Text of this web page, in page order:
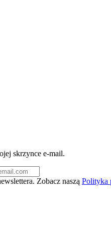
skrzynce e-mail.
Zobacz naszą Polityka